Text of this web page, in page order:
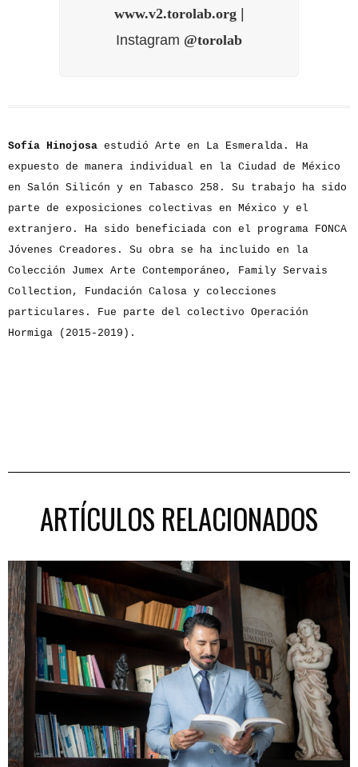
www.v2.torolab.org|
Instagram @torolab
Sofía Hinojosa estudió Arte en La Esmeralda. Ha
expuesto de manera individual en la Ciudad de México
en Salón Silicón y en Tabasco 258. Su trabajo ha sido
parte de exposiciones colectivas en México y el
extranjero. Ha sido beneficiada con el programa FONCA
Jóvenes Creadores. Su obra se ha incluido en la
Colección Jumex Arte Contemporáneo, Family Servais
Collection, Fundación Calosa y colecciones
particulares. Fue parte del colectivo Operación
Hormiga (2015-2019).
ARTÍCULOS RELACIONADOS